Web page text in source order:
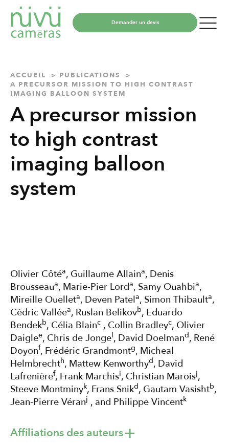
Demander un devis
ACCUEIL
PUBLICATIONS
A PRECURSOR MISSION TO HIGH CONTRAST
IMAGING BALLOON SYSTEM
A precursor mission
to high contrast
imaging balloon
system
Olivier Côtéa, Guillaume Allaina, Denis
Brousseaua, Marie-Pier Lorda, Samy Ouahbia,
Mireille Ouelleta, Deven Patela, Simon Thibaulta,
Cédric Valléea, Ruslan Belikovb, Eduardo
Bendekb, Célia Blainc , Collin Bradleyc, Olivier
Daiglee, Chris de Jongel, David Doelmand, René
Doyonf, Frédéric Grandmontg, Micheal
Helmbrechth, Mattew Kenworthyd, David
Lafrenièref, Frank Marchisi, Christian Maroisj,
Steeve Montminyk, Frans Snikd, Gautam Vasishtb,
Jean-Pierre Véranj , and Philippe Vincentk
Affiliations des auteurs